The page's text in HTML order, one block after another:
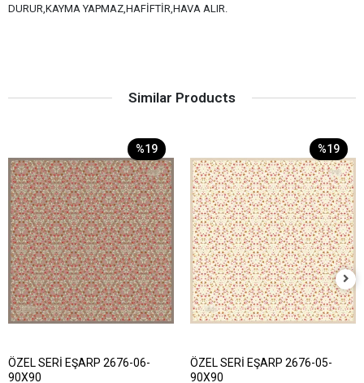
DURUR,KAYMA YAPMAZ,HAFİFTİR,HAVA ALIR.
Similar Products
%19
ÖZEL SERİ EŞARP 2676-06-
90X90
%19
ÖZEL SERİ EŞARP 2676-05-
90X90